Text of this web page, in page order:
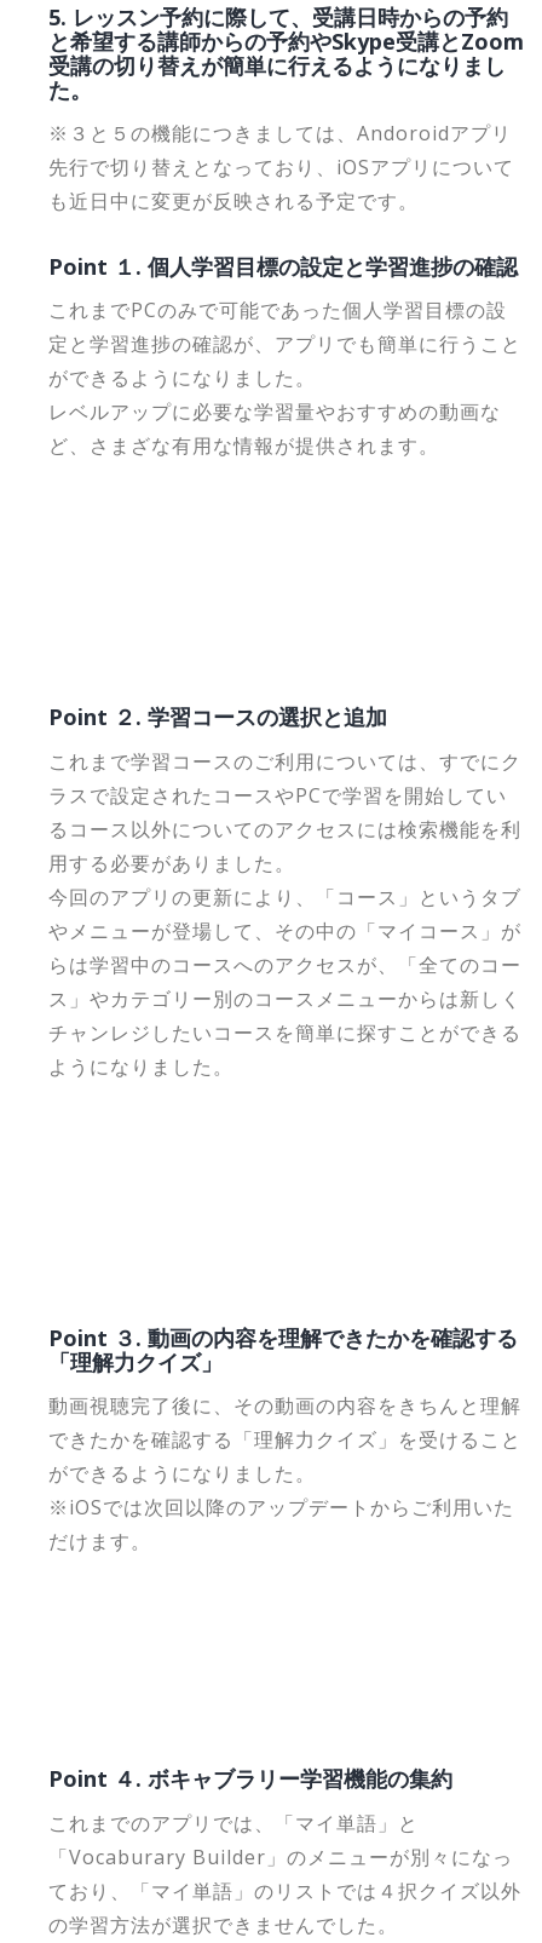
5. レッスン予約に際して、受講日時からの予約
と希望する講師からの予約やSkype受講とZoom
受講の切り替えが簡単に行えるようになりまし
た。
※３と５の機能につきましては、Andoroidアプリ
先行で切り替えとなっており、iOSアプリについて
も近日中に変更が反映される予定です。
Point １. 個人学習目標の設定と学習進捗の確認
これまでPCのみで可能であった個人学習目標の設
定と学習進捗の確認が、アプリでも簡単に行うこと
ができるようになりました。
レベルアップに必要な学習量やおすすめの動画な
ど、さまざな有用な情報が提供されます。
Point ２. 学習コースの選択と追加
これまで学習コースのご利用については、すでにク
ラスで設定されたコースやPCで学習を開始してい
るコース以外についてのアクセスには検索機能を利
用する必要がありました。
今回のアプリの更新により、「コース」というタブ
やメニューが登場して、その中の「マイコース」が
らは学習中のコースへのアクセスが、「全てのコー
ス」やカテゴリー別のコースメニューからは新しく
チャンレジしたいコースを簡単に探すことができる
ようになりました。
Point ３. 動画の内容を理解できたかを確認する
「理解力クイズ」
動画視聴完了後に、その動画の内容をきちんと理解
できたかを確認する「理解力クイズ」を受けること
ができるようになりました。
※iOSでは次回以降のアップデートからご利用いた
だけます。
Point ４. ボキャブラリー学習機能の集約
これまでのアプリでは、「マイ単語」と
「Vocaburary Builder」のメニューが別々になっ
ており、「マイ単語」のリストでは４択クイズ以外
の学習方法が選択できませんでした。